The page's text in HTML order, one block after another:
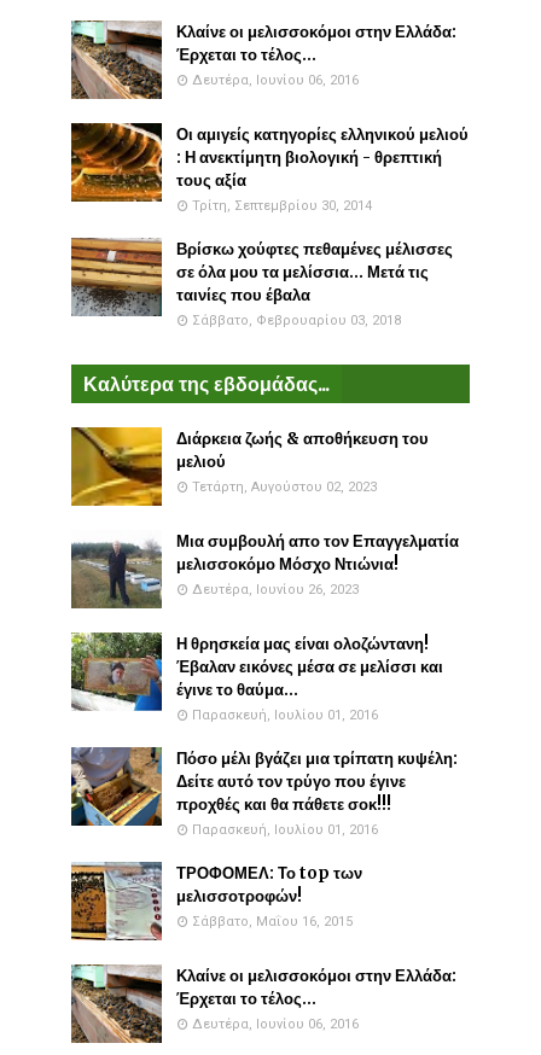
Κλαίνε οι μελισσοκόμοι στην Ελλάδα:
Έρχεται το τέλος...
Δευτέρα, Ιουνίου 06, 2016
Οι αμιγείς κατηγορίες ελληνικού μελιού
: Η ανεκτίμητη βιολογική - θρεπτική
τους αξία
Τρίτη, Σεπτεμβρίου 30, 2014
Βρίσκω χούφτες πεθαμένες μέλισσες
σε όλα μου τα μελίσσια... Μετά τις
ταινίες που έβαλα
Σάββατο, Φεβρουαρίου 03, 2018
Καλύτερα της εβδομάδας...
Διάρκεια ζωής & αποθήκευση του
μελιού
Τετάρτη, Αυγούστου 02, 2023
Μια συμβουλή απο τον Επαγγελματία
μελισσοκόμο Μόσχο Ντιώνια!
Δευτέρα, Ιουνίου 26, 2023
Η θρησκεία μας είναι ολοζώντανη!
Έβαλαν εικόνες μέσα σε μελίσσι και
έγινε το θαύμα...
Παρασκευή, Ιουλίου 01, 2016
Πόσο μέλι βγάζει μια τρίπατη κυψέλη:
Δείτε αυτό τον τρύγο που έγινε
προχθές και θα πάθετε σοκ!!!
Παρασκευή, Ιουλίου 01, 2016
ΤΡΟΦΟΜΕΛ: Το top των
μελισσοτροφών!
Σάββατο, Μαΐου 16, 2015
Κλαίνε οι μελισσοκόμοι στην Ελλάδα:
Έρχεται το τέλος...
Δευτέρα, Ιουνίου 06, 2016